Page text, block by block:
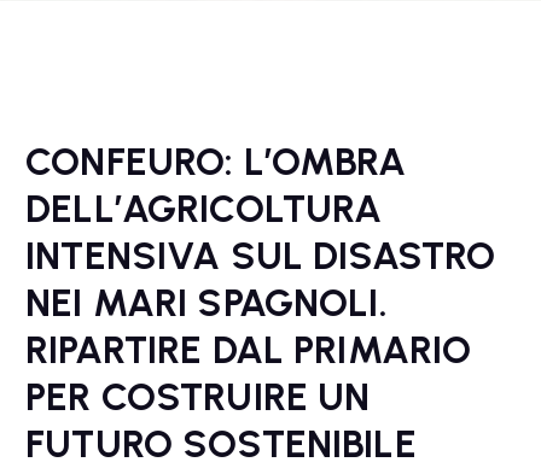
CONFEURO: L’OMBRA
DELL’AGRICOLTURA
INTENSIVA SUL DISASTRO
NEI MARI SPAGNOLI.
RIPARTIRE DAL PRIMARIO
PER COSTRUIRE UN
FUTURO SOSTENIBILE